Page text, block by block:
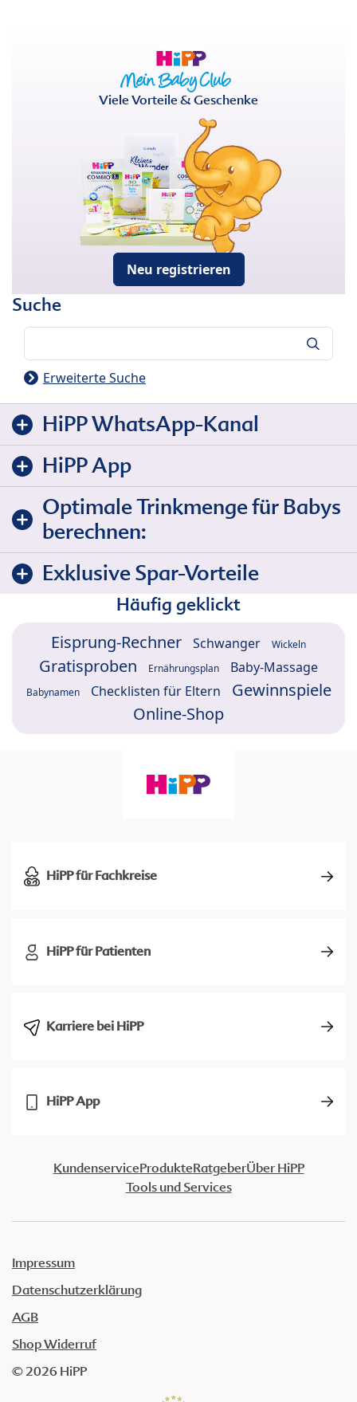
Viele Vorteile & Geschenke
Neu registrieren
Suche
Erweiterte Suche
HiPP WhatsApp-Kanal
HiPP App
Optimale Trinkmenge für Babys
berechnen:
Exklusive Spar-Vorteile
Häufig geklickt
Eisprung-Rechner Schwanger Wickeln
Gratisproben Ernährungsplan Baby-Massage
Babynamen Checklisten für Eltern
Gewinnspiele
Online-Shop
HiPP für Fachkreise
HiPP für Patienten
Karriere bei HiPP
HiPP App
KundenserviceProdukteRatgeberÜber HiPP
Tools und Services
Impressum
Datenschutzerklärung
AGB
Shop Widerruf
© 2026 HiPP